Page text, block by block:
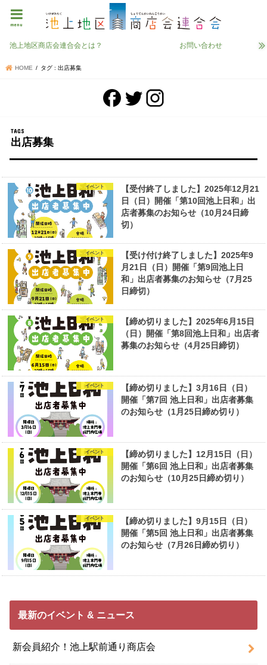
menu
池上地区商店会連合会とは？ お問い合わせ
HOME タグ : 出店募集
出店募集
イベント
【受付終了しました】2025年12月21
日（日）開催「第10回池上日和」出
店者募集のお知らせ（10月24日締
切）
イベント
【受け付け終了しました】2025年9
月21日（日）開催「第9回池上日
和」出店者募集のお知らせ（7月25
日締切）
イベント
【締め切りました】2025年6月15日
（日）開催「第8回池上日和」出店者
募集のお知らせ（4月25日締切）
イベント
【締め切りました】3月16日（日）
開催「第7回 池上日和」出店者募集
のお知らせ（1月25日締め切り）
イベント
【締め切りました】12月15日（日）
開催「第6回 池上日和」出店者募集
のお知らせ（10月25日締め切り）
イベント
【締め切りました】9月15日（日）
開催「第5回 池上日和」出店者募集
のお知らせ（7月26日締め切り）
最新のイベント & ニュース
新会員紹介！池上駅前通り商店会